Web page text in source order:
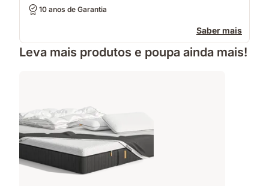
10 anos de Garantia
Saber mais
Leva mais produtos e poupa ainda mais!